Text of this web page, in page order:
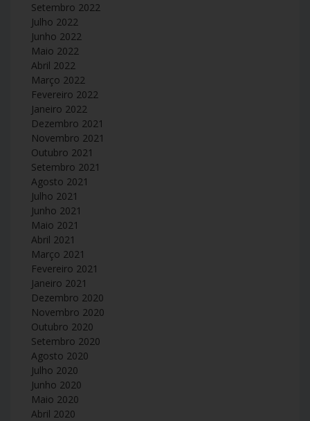
Setembro 2022
Julho 2022
Junho 2022
Maio 2022
Abril 2022
Março 2022
Fevereiro 2022
Janeiro 2022
Dezembro 2021
Novembro 2021
Outubro 2021
Setembro 2021
Agosto 2021
Julho 2021
Junho 2021
Maio 2021
Abril 2021
Março 2021
Fevereiro 2021
Janeiro 2021
Dezembro 2020
Novembro 2020
Outubro 2020
Setembro 2020
Agosto 2020
Julho 2020
Junho 2020
Maio 2020
Abril 2020